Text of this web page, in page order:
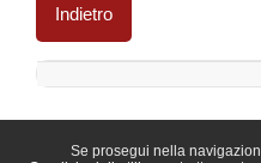
Se prosegui nella
Indietro
Blocchi